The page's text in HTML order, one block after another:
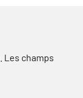
Les champs